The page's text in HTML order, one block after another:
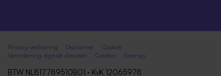
Privacy-verklaring Disclaimer
Cookies
Verordening digitale diensten
Colofon Sitemap
BTW NL817789510B01 · KvK 12065978